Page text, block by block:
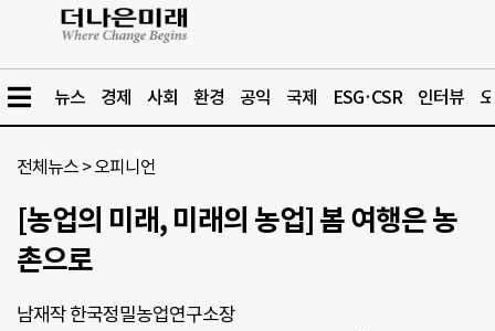
뉴스 경제 사회 환경 공익 국제 ESG·CSR 인터뷰
전체뉴스 >오피니언
[농업의 미래, 미래의 농업] 봄 여행은 농
촌으로
남재작 한국정밀농업연구소장